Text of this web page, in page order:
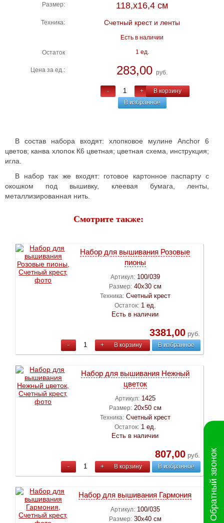
Размер: 118,х16,4 см
Техника: Счетный крест и ленты
Есть в наличии
Остаток 1 ед.
Цена за ед.: 283,00 руб.
- +
В корзину
В избранное
В состав набора входят: хлопковое мулине Anchor 6
цветов; канва хлопок К6 цветная; цветная схема, инструкция;
игла.
В набор так же входят: готовое картонное паспарту с
окошком под вышивку, клеевая бумага, ленты,
металлизированная нить.
Смотрите также:
Набор для вышивания Розовые
пионы
Артикул: 100/039
Размер: 40х30 см
Техника: Счетный крест
Остаток: 1 ед.
Есть в наличии
3381,00руб.
- + В корзину В избранное
Набор для вышивания Нежный
цветок
Артикул: 1425
Размер: 20х50 см
Техника: Счетный крест
Остаток: 1 ед.
Есть в наличии
807,00руб.
- + В корзину В избранное
Набор для вышивания Гармония
Артикул: 100/035
Размер: 30х40 см Обратный звонок